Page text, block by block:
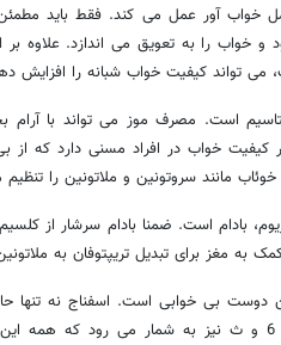
خواب آور عمل می کند. فقط باید
را به تعویق می اندازد. علاوه بر
می تواند کیفیت خواب شبانه را افزایش
است. مصرف موز می تواند با
کیفیت خواب در افراد مسنی دارد که
مانند سروتونین و ملاتونین را
بادام است. ضمنا بادام سرشار از
مغز برای تبدیل تریپتوفان به
دوست بی خوابی است. اسفناج نه تنها
فولات، منیزیوم، و ویتامین های ب 6 و ث نیز به شمار